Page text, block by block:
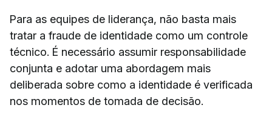
Para as equipes de liderança, não basta mais
tratar a fraude de identidade como um controle
técnico. É necessário assumir responsabilidade
conjunta e adotar uma abordagem mais
deliberada sobre como a identidade é verificada
nos momentos de tomada de decisão.